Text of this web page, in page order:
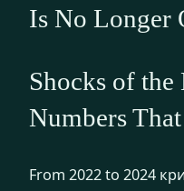
Is No Longer
Shocks of the
Numbers
From 2022 to 2024